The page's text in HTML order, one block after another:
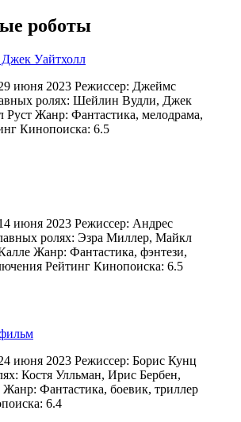
роботы
июня 2023 Режиссер: Джеймс
ролях: Шейлин Вудли, Джек
Руст Жанр: Фантастика, мелодрама,
Кинопоиска: 6.5
июня 2023 Режиссер: Андрес
ролях: Эзра Миллер, Майкл
Жанр: Фантастика, фэнтези,
Рейтинг Кинопоиска: 6.5
июня 2023 Режиссер: Борис Кунц
Костя Улльман, Ирис Бербен,
Фантастика, боевик, триллер
6.4